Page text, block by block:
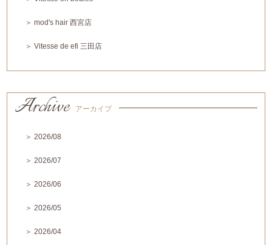
＞ mod's hair 西宮店
＞ Vitesse de efi 三田店
Archive アーカイブ
＞ 2026/08
＞ 2026/07
＞ 2026/06
＞ 2026/05
＞ 2026/04